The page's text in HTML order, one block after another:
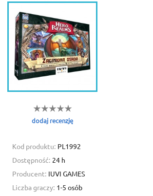
Add to wishlist
Create wishlist
Sign in
You need to be logged in to save products
dodaj recenzję
Kod produktu: PL1992
Dostępność: 24 h
Producent: IUVI GAMES
Liczba graczy: 1-5 osób